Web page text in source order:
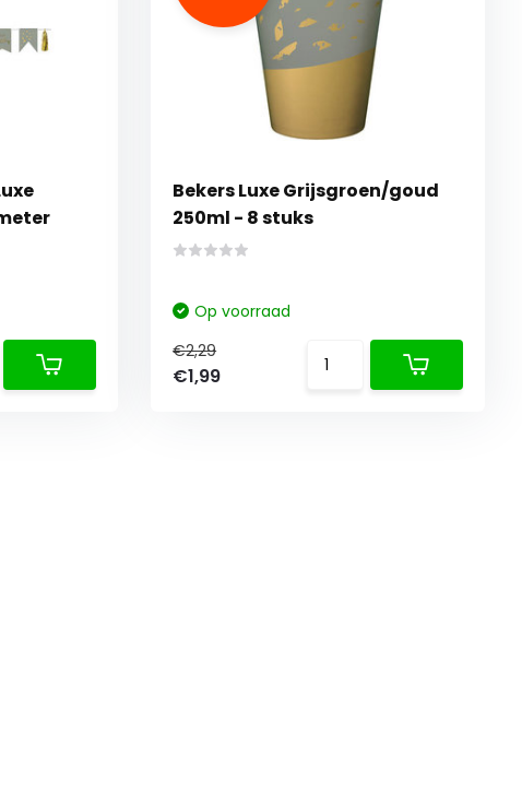
Bekers Luxe Grijsgroen/goud
250ml - 8 stuks
Op voorraad
€2,29
€1,99